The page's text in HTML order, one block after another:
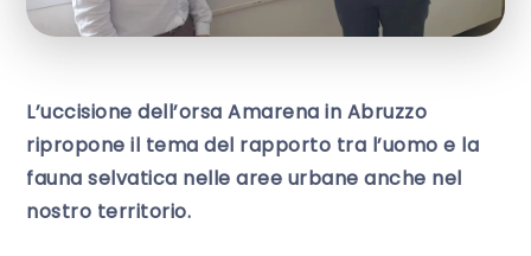
L’uccisione dell’orsa Amarena in Abruzzo
ripropone il tema del rapporto tra l’uomo e la
fauna selvatica nelle aree urbane anche nel
nostro territorio.